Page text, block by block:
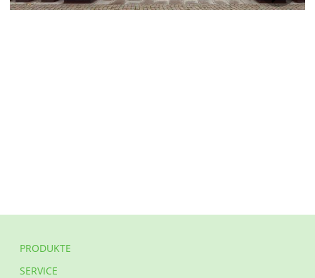
PRODUKTE
SERVICE